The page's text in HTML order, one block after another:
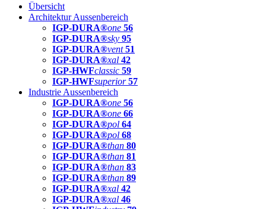
Übersicht
Architektur Aussenbereich
IGP-DURA®one 56
IGP-DURA®sky 95
IGP-DURA®vent 51
IGP-DURA®xal 42
IGP-HWFclassic 59
IGP-HWFsuperior 57
Industrie Aussenbereich
IGP-DURA®one 56
IGP-DURA®one 66
IGP-DURA®pol 64
IGP-DURA®pol 68
IGP-DURA®than 80
IGP-DURA®than 81
IGP-DURA®than 83
IGP-DURA®than 89
IGP-DURA®xal 42
IGP-DURA®xal 46